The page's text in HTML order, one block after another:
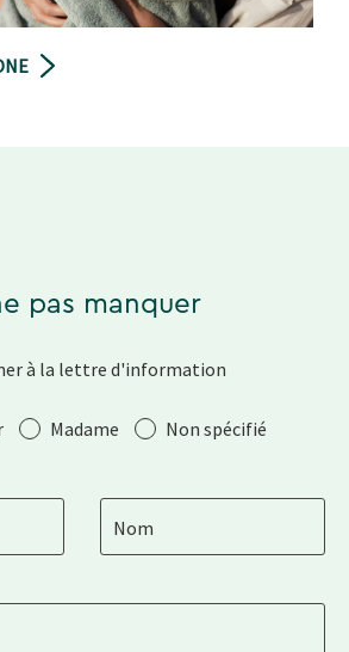
pas manquer
à la lettre d'information
Madame Non spécifié
Nom